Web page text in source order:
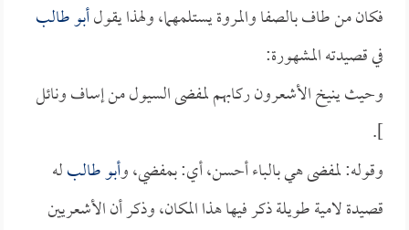
فكان من طاف بالصفا والمروة يستلمهما، ولهذا يقولأبو طالب
في قصيدته المشهورة:
وحيث ينيخ الأشعرون ركابهم لمفضى السيول من إساف ونائل
].
وقوله: لمفضى هي بالباء أحسن، أي: بمفضي، وأبو طالبله
قصيدة لامية طويلة ذكر فيها هذا المكان، وذكر أن الأشعريين